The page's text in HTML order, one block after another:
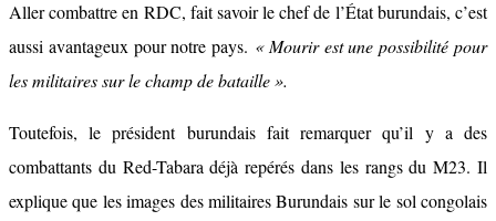
Aller combattre en RDC, fait savoir le chef de l’État burundais, c’est
aussi avantageux pour notre pays. « Mourir est une possibilité pour
les militaires sur le champ de bataille ».
Toutefois, le président burundais fait remarquer qu’il y a des
combattants du Red-Tabara déjà repérés dans les rangs du M23. Il
explique que les images des militaires Burundais sur le sol congolais